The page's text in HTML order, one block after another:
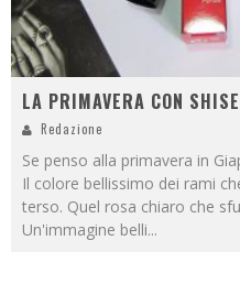
LA PRIMAVERA CON
Redazione
Se penso alla primavera in
Il colore bellissimo dei rami
terso. Quel rosa chiaro che
Un'immagine belli...